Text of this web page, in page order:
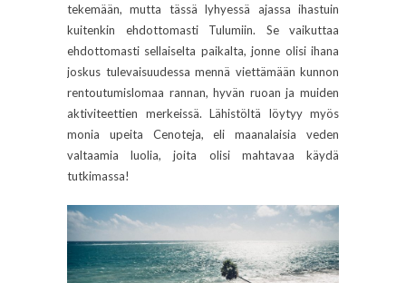
tekemään, mutta tässä lyhyessä ajassa ihastuin
kuitenkin ehdottomasti Tulumiin. Se vaikuttaa
ehdottomasti sellaiselta paikalta, jonne olisi ihana
joskus tulevaisuudessa mennä viettämään kunnon
rentoutumislomaa rannan, hyvän ruoan ja muiden
aktiviteettien merkeissä. Lähistöltä löytyy myös
monia upeita Cenoteja, eli maanalaisia veden
valtaamia luolia, joita olisi mahtavaa käydä
tutkimassa!